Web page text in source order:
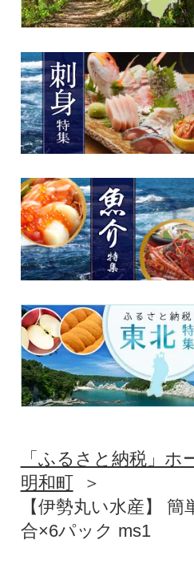
「ふるさと納税」ホ
明和町
【伊勢丸い水産】
合×6パック ms1